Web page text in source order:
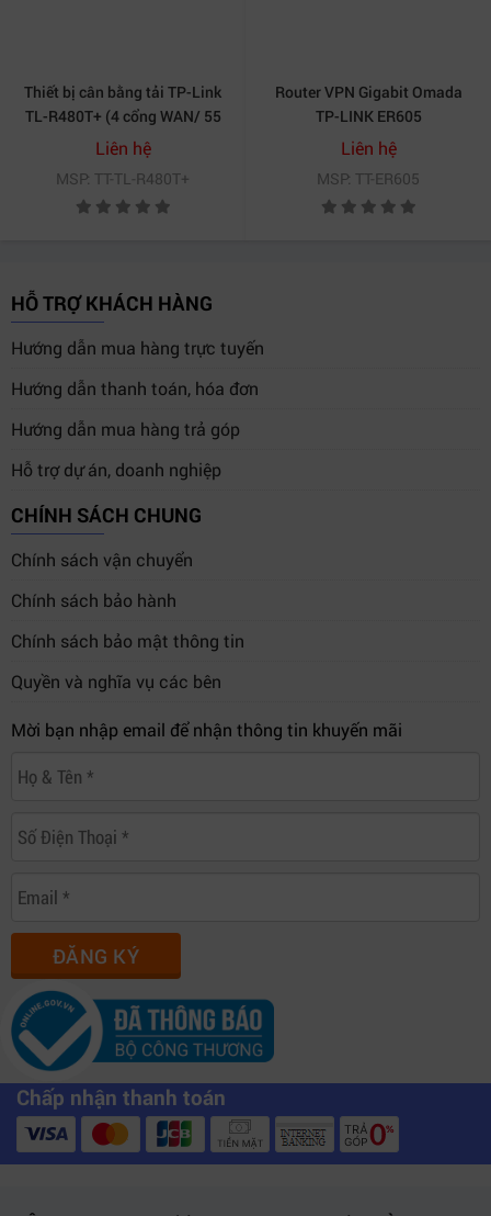
Thiết bị cân bằng tải TP-Link
TL-R480T+ (4 cổng WAN/ 55
User)
Liên hệ
MSP: TT-TL-R480T+
Router VPN Gigabit Omada
TP-LINK ER605
Liên hệ
MSP: TT-ER605
HỖ TRỢ KHÁCH HÀNG
Hướng dẫn mua hàng trực tuyến
Hướng dẫn thanh toán, hóa đơn
Hướng dẫn mua hàng trả góp
Hỗ trợ dự án, doanh nghiệp
CHÍNH SÁCH CHUNG
Chính sách vận chuyển
Chính sách bảo hành
Chính sách bảo mật thông tin
Quyền và nghĩa vụ các bên
Mời bạn nhập email để nhận thông tin khuyến mãi
ĐĂNG KÝ
Chấp nhận thanh toán